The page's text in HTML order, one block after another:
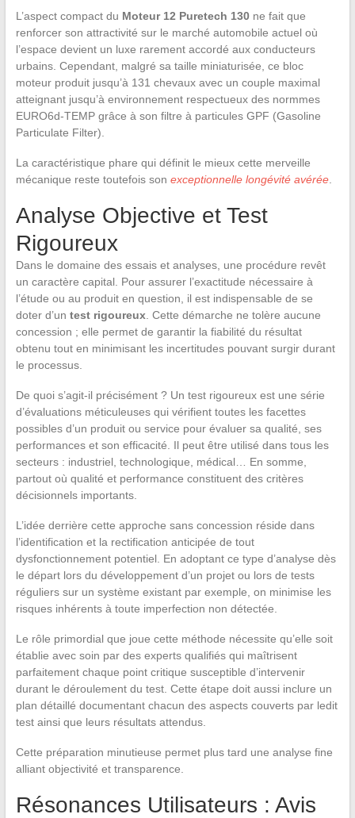
L’aspect compact du Moteur 12 Puretech 130ne fait que
renforcer son attractivité sur le marché automobile actuel où
l’espace devient un luxe rarement accordé aux conducteurs
urbains. Cependant, malgré sa taille miniaturisée, ce bloc
moteur produit jusqu’à 131 chevaux avec un couple maximal
atteignant jusqu’à environnement respectueux des normmes
EURO6d-TEMP grâce à son filtre à particules GPF (Gasoline
Particulate Filter).
La caractéristique phare qui définit le mieux cette merveille
mécanique reste toutefois son exceptionnelle longévité avérée.
Analyse Objective et Test
Rigoureux
Dans le domaine des essais et analyses, une procédure revêt
un caractère capital. Pour assurer l’exactitude nécessaire à
l’étude ou au produit en question, il est indispensable de se
doter d’un test rigoureux. Cette démarche ne tolère aucune
concession ; elle permet de garantir la fiabilité du résultat
obtenu tout en minimisant les incertitudes pouvant surgir durant
le processus.
De quoi s’agit-il précisément ? Un test rigoureux est une série
d’évaluations méticuleuses qui vérifient toutes les facettes
possibles d’un produit ou service pour évaluer sa qualité, ses
performances et son efficacité. Il peut être utilisé dans tous les
secteurs : industriel, technologique, médical… En somme,
partout où qualité et performance constituent des critères
décisionnels importants.
L’idée derrière cette approche sans concession réside dans
l’identification et la rectification anticipée de tout
dysfonctionnement potentiel. En adoptant ce type d’analyse dès
le départ lors du développement d’un projet ou lors de tests
réguliers sur un système existant par exemple, on minimise les
risques inhérents à toute imperfection non détectée.
Le rôle primordial que joue cette méthode nécessite qu’elle soit
établie avec soin par des experts qualifiés qui maîtrisent
parfaitement chaque point critique susceptible d’intervenir
durant le déroulement du test. Cette étape doit aussi inclure un
plan détaillé documentant chacun des aspects couverts par ledit
test ainsi que leurs résultats attendus.
Cette préparation minutieuse permet plus tard une analyse fine
alliant objectivité et transparence.
Résonances Utilisateurs : Avis